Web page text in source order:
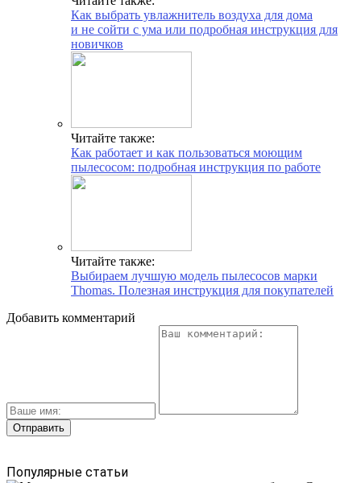
Как выбрать увлажнитель воздуха для дома
и не сойти с ума или подробная инструкция для
новичков
Читайте также:
Как работает и как пользоваться моющим
пылесосом: подробная инструкция по работе
Читайте также:
Выбираем лучшую модель пылесосов марки
Thomas. Полезная инструкция для покупателей
Добавить комментарий
Популярные статьи